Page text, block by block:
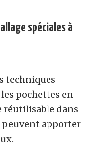
spéciales à
techniques
les pochettes en
réutilisable dans
peuvent apporter